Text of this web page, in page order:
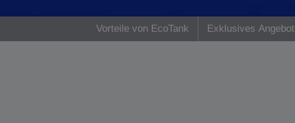
Vorteile von EcoTank Exklusives Angebot